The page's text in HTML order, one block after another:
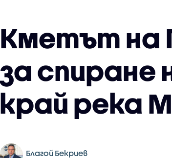
Кметът на
за спиране
край река
Благой Бекриев